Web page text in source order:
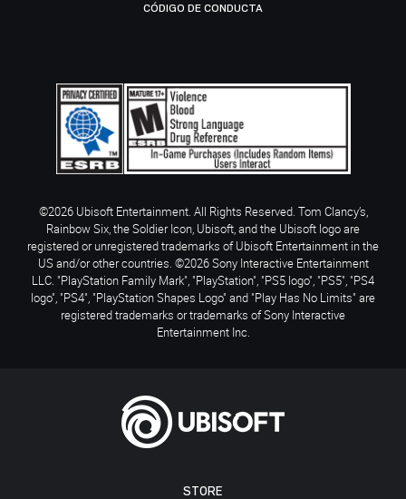
STORE
CÓDIGO DE CONDUCTA
©2026 Ubisoft Entertainment. All Rights Reserved. Tom Clancy’s,
Rainbow Six, the Soldier Icon, Ubisoft, and the Ubisoft logo are
registered or unregistered trademarks of Ubisoft Entertainment in the
US and/or other countries. ©2026 Sony Interactive Entertainment
LLC. "PlayStation Family Mark", "PlayStation", "PS5 logo", "PS5", "PS4
logo", "PS4", "PlayStation Shapes Logo" and "Play Has No Limits" are
registered trademarks or trademarks of Sony Interactive
Entertainment Inc.